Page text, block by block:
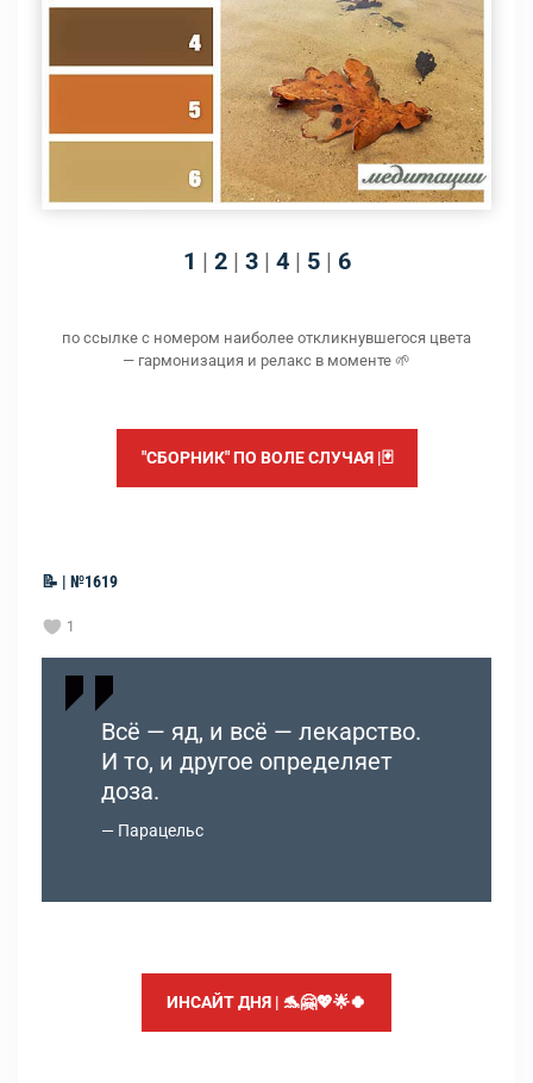
1 | 2 | 3 | 4 | 5 | 6
по ссылке с номером наиболее откликнувшегося цвета
— гармонизация и релакс в моменте 🌱
"СБОРНИК" ПО ВОЛЕ СЛУЧАЯ |🃏
📝 | №1619
1
Всё — яд, и всё — лекарство.
И то, и другое определяет
доза.
Парацельс
ИНСАЙТ ДНЯ | 🐬🤗💖🌟🍀